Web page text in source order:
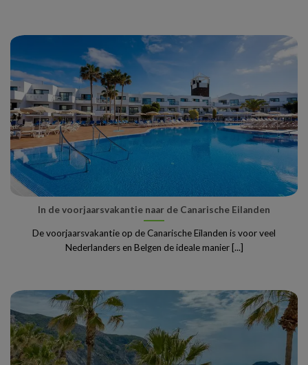
In de voorjaarsvakantie naar de Canarische Eilanden
De voorjaarsvakantie op de Canarische Eilanden is voor veel
Nederlanders en Belgen de ideale manier [...]